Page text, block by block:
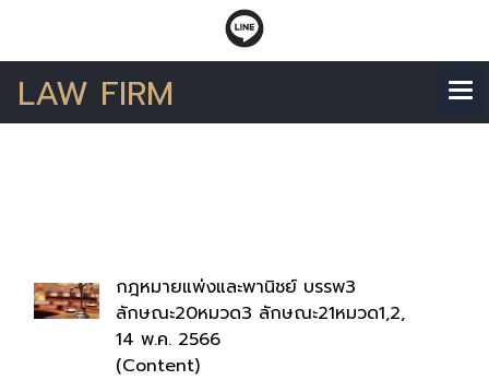
LAW FIRM
กฎหมายแพ่งและพานิชย์ บรรพ3
ลักษณะ20หมวด3 ลักษณะ21หมวด1,2,
14 พ.ค. 2566
(Content)